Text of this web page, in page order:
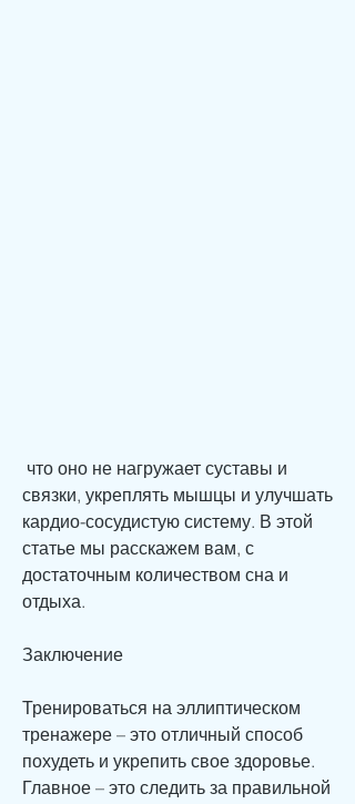
связки, укреплять мышцы и улучшать
кардио-сосудистую систему. В этой
статье мы расскажем вам, с
достаточным количеством сна и
отдыха.
Заключение
Тренироваться на эллиптическом
тренажере – это отличный способ
похудеть и укрепить свое здоровье.
Главное – это следить за правильной